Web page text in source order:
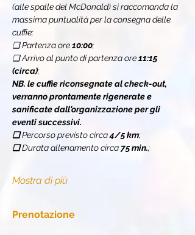
(alle spalle del McDonald) si raccomanda la
massima puntualità per la consegna delle
cuffie;
❏ Partenza ore 10:00;
❏ Arrivo al punto di partenza ore 11:15
(circa);
NB. le cuffie riconsegnate al check-out,
verranno prontamente rigenerate e
sanificate dall'organizzazione per gli
eventi successivi.
❏ Percorso previsto circa 4/5 km;
❏ Durata allenamento circa 75 min.;
Mostra di più
Prenotazione